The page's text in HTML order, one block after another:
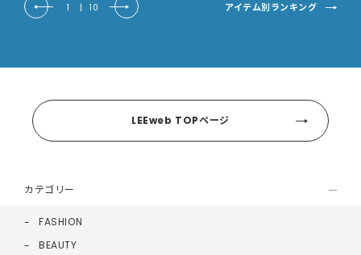
1 | 10 アイテム別ランキング
LEEweb TOPページ
カテゴリー
FASHION
BEAUTY